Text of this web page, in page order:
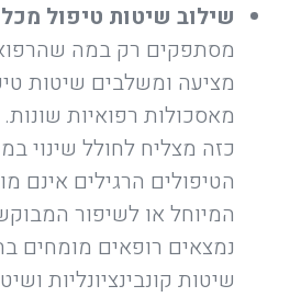
שילוב שיטות טיפול
מסתפקים רק במה
מציעה ומשלבים שיטות
מאסכולות רפואיות שונות.
כזה מצליח לחולל שינוי
הטיפולים הרגילים אינם
המיוחל או לשיפור
נמצאים רופאים מומחים
שיטות קונבינציונליות